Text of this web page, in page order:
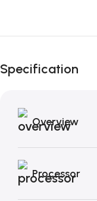
Black Friday di
Specification
Overview
Processor